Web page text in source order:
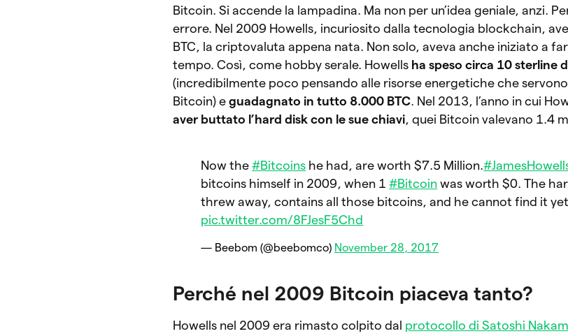
Bitcoin. Si accende la lampadina. Ma non per un’idea geniale, anzi.
errore. Nel 2009 Howells, incuriosito dalla tecnologia blockchain,
BTC, la criptovaluta appena nata. Non solo, aveva anche iniziato a
tempo. Così, come hobby serale. Howells ha speso circa 10 sterline
(incredibilmente poco pensando alle risorse energetiche che
Bitcoin) eguadagnato in tutto 8.000 BTC. Nel 2013, l’anno in cui
aver buttato l’hard disk con le sue chiavi, quei Bitcoin valevano 1.4
Now the#Bitcoins he had, are worth $7.5 Million.
bitcoins himself in 2009, when 1#Bitcoin was worth $0. The
threw away, contains all those bitcoins, and he cannot find it
pic.twitter.com/8FJesF5Chd
— Beebom (@beebomco) November 28, 2017
Perché nel 2009 Bitcoin piaceva tanto?
Howells nel 2009 era rimasto colpito dal protocollo di Satoshi